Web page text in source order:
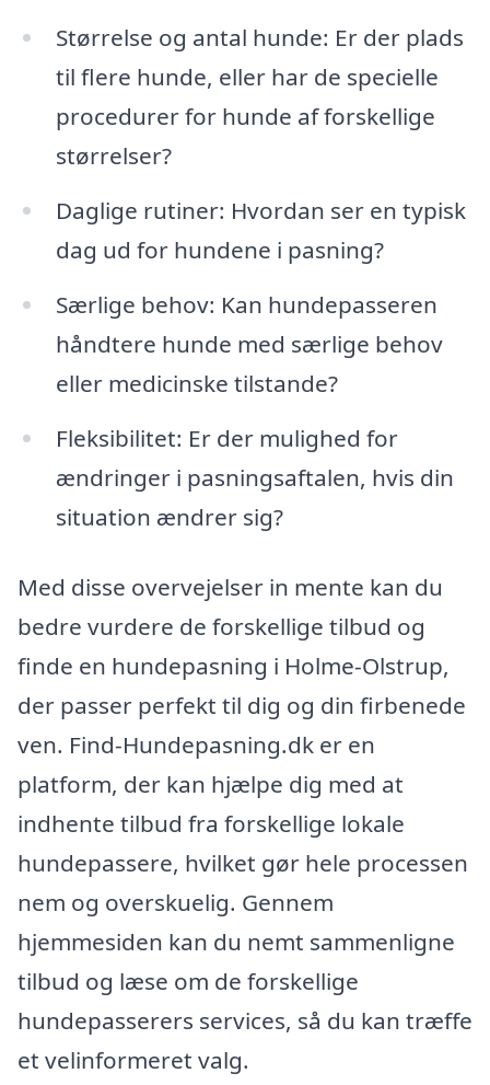
Størrelse og antal hunde: Er der plads
til flere hunde, eller har de specielle
procedurer for hunde af forskellige
størrelser?
Daglige rutiner: Hvordan ser en typisk
dag ud for hundene i pasning?
Særlige behov: Kan hundepasseren
håndtere hunde med særlige behov
eller medicinske tilstande?
Fleksibilitet: Er der mulighed for
ændringer i pasningsaftalen, hvis din
situation ændrer sig?
Med disse overvejelser in mente kan du
bedre vurdere de forskellige tilbud og
finde en hundepasning i Holme-Olstrup,
der passer perfekt til dig og din firbenede
ven. Find-Hundepasning.dk er en
platform, der kan hjælpe dig med at
indhente tilbud fra forskellige lokale
hundepassere, hvilket gør hele processen
nem og overskuelig. Gennem
hjemmesiden kan du nemt sammenligne
tilbud og læse om de forskellige
hundepasserers services, så du kan træffe
et velinformeret valg.